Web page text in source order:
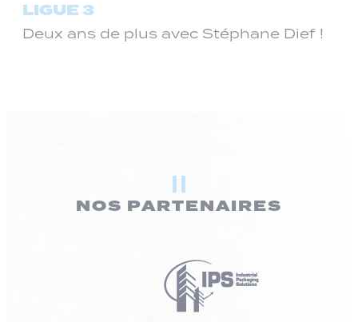
LIGUE 3
Deux ans de plus avec Stéphane Dief !
NOS PARTENAIRES